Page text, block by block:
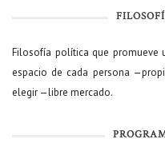
Filosofía política que
espacio de cada persona
elegir —libre mercado.